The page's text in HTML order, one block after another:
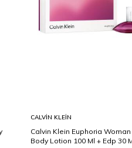
CALVIN KLEIN
Calvin Klein Euphoria Woman
Body Lotion 100 Ml + Edp 30